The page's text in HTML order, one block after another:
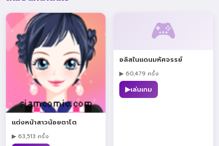
แต่งหน้าสาวน้อยตาโต
▶ 63,513 ครั้ง
🎮
อลิสในแดนมหัศจรรย์
▶ 60,479 ครั้ง
▶เล่นเกม